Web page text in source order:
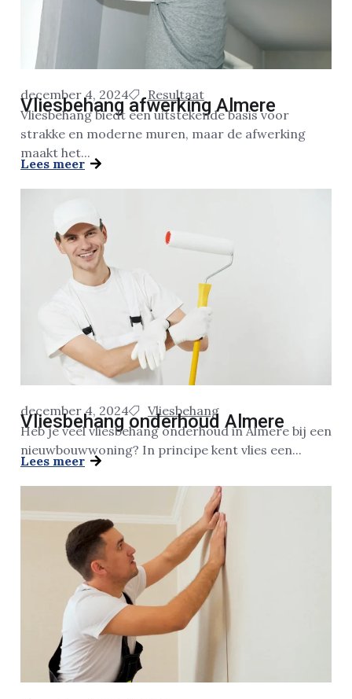
december 4, 2024 Resultaat
Vliesbehang afwerking Almere
Vliesbehang biedt een uitstekende basis voor
strakke en moderne muren, maar de afwerking
maakt het...
Lees meer
december 4, 2024 Vliesbehang
Vliesbehang onderhoud Almere
Heb je veel vliesbehang onderhoud in Almere bij een
nieuwbouwwoning? In principe kent vlies een...
Lees meer